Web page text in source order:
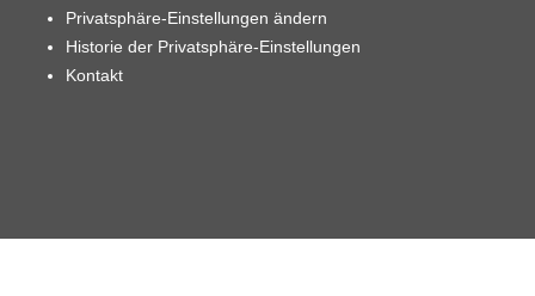
Privatsphäre-Einstellungen ändern
Historie der Privatsphäre-Einstellungen
Kontakt